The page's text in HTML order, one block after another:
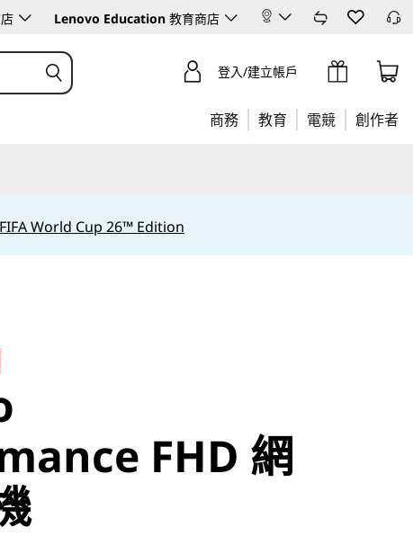
Lenovo Education 教育商店
登入/建立帳戶
商務 教育 電競 創作者
FIFA World Cup 26™ Edition
FHD 網